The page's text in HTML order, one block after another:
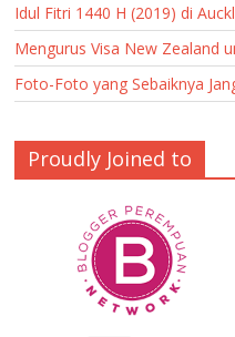
Idul Fitri 1440 H (2019) di
Mengurus Visa New Zealand
Foto-Foto yang Sebaiknya
Proudly Joined to